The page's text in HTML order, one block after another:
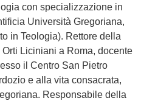
con specializzazione in
Università Gregoriana,
in Teologia). Rettore della
Liciniani a Roma, docente
il Centro San Pietro
e alla vita consacrata,
Responsabile della